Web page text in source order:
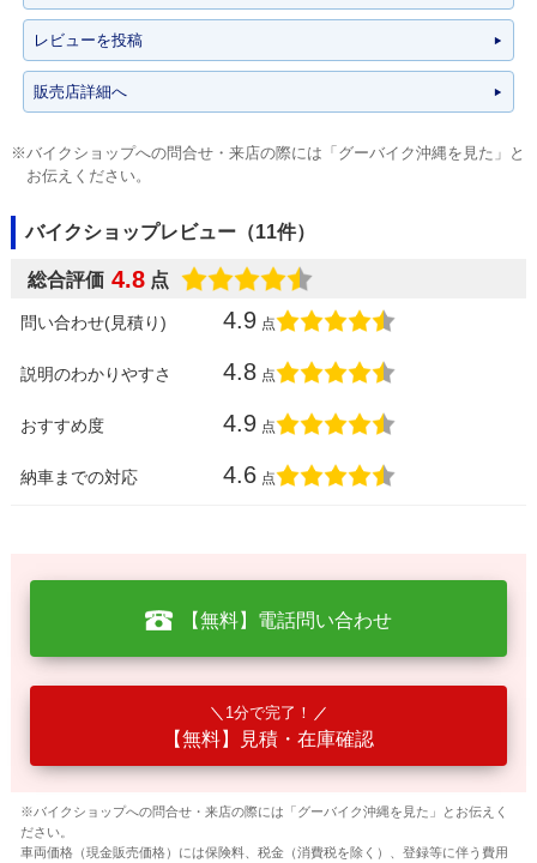
レビューを投稿
販売店詳細へ
※バイクショップへの問合せ・来店の際には「グーバイク沖縄を見た」と
お伝えください。
バイクショップレビュー（11件）
総合評価 4.8 点
問い合わせ(見積り) 4.9 点
説明のわかりやすさ 4.8 点
おすすめ度 4.9 点
納車までの対応 4.6 点
【無料】電話問い合わせ
1分で完了！
【無料】見積・在庫確認
※バイクショップへの問合せ・来店の際には「グーバイク沖縄を見た」とお伝えく
ださい。
車両価格（現金販売価格）には保険料、税金（消費税を除く）、登録等に伴う費用